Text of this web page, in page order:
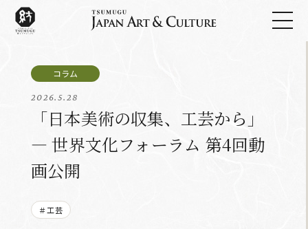
2026.5.28
「日本美術の収集、工芸から」
— 世界文化フォーラム 第4回動
画公開
＃工芸